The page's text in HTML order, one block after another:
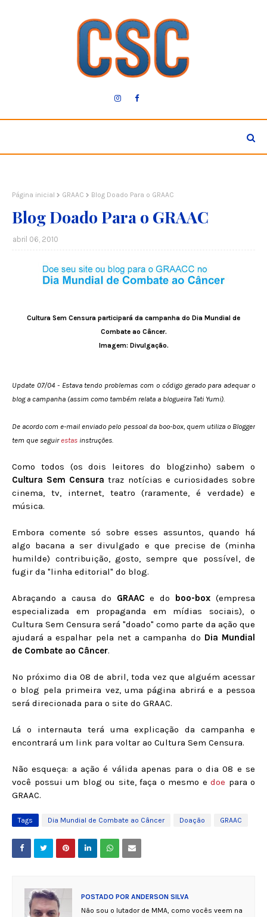
Página inicial GRAAC Blog Doado Para o GRAAC
Blog Doado Para o GRAAC
abril 06, 2010
Cultura Sem Censura participará da campanha do Dia Mundial de
Combate ao Câncer.
Imagem: Divulgação.
Update 07/04 - Estava tendo problemas com o código gerado para adequar o
blog a campanha (assim como também relata a blogueira Tati Yumi).
De acordo com e-mail enviado pelo pessoal da boo-box, quem utiliza o Blogger
tem que seguirestas instruções.
Como todos (os dois leitores do blogzinho) sabem o
Cultura Sem Censuratraz notícias e curiosidades sobre
cinema, tv, internet, teatro (raramente, é verdade) e
música.
Embora comente só sobre esses assuntos, quando há
algo bacana a ser divulgado e que precise de (minha
humilde) contribuição, gosto, sempre que possível, de
fugir da "linha editorial" do blog.
Abraçando a causa do GRAAC e do boo-box (empresa
especializada em propaganda em mídias sociais), o
Cultura Sem Censura será "doado" como parte da ação que
ajudará a espalhar pela net a campanha do Dia Mundial
de Combate ao Câncer.
No próximo dia 08 de abril, toda vez que alguém acessar
o blog pela primeira vez, uma página abrirá e a pessoa
será direcionada para o site do GRAAC.
Lá o internauta terá uma explicação da campanha e
encontrará um link para voltar ao Cultura Sem Censura.
Não esqueça: a ação é válida apenas para o dia 08 e se
você possui um blog ou site, faça o mesmo e doe para o
GRAAC.
Tags Dia Mundial de Combate ao Câncer Doação GRAAC
POSTADO POR ANDERSON SILVA
Não sou o lutador de MMA, como vocês veem na